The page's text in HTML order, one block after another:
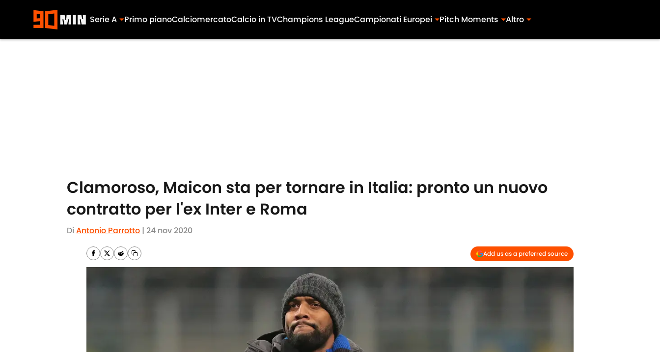
Serie A Primo pianoCalciomercatoCalcio in TVChampions LeagueCampionati Europei Pitch Moments Altro
Clamoroso, Maicon sta per tornare in Italia: pronto un nuovo
contratto per l'ex Inter e Roma
Di Antonio Parrotto | 24 nov 2020
Add us as a preferred source